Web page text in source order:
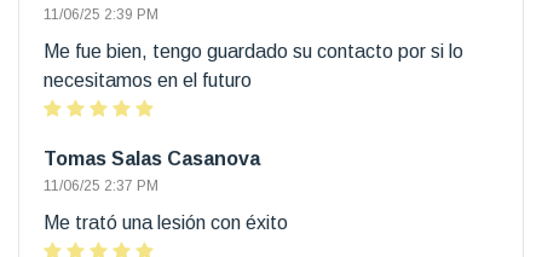
11/06/25 2:39 PM
Me fue bien, tengo guardado su contacto por si lo
necesitamos en el futuro
Tomas Salas Casanova
11/06/25 2:37 PM
Me trató una lesión con éxito